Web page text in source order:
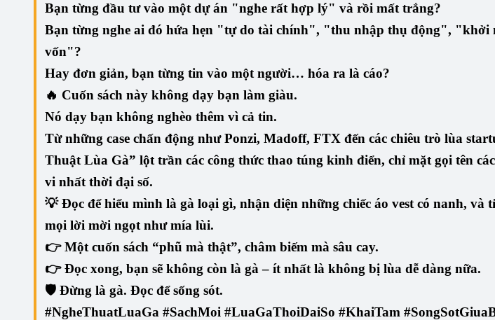
Bạn từng đầu tư vào một dự án "nghe rất hợp lý" và rồi mất trắng?
Bạn từng nghe ai đó hứa hẹn "tự do tài chính", "thu nhập thụ động", "khởi
vốn"?
Hay đơn giản, bạn từng tin vào một người… hóa ra là cáo?
🔥 Cuốn sách này không dạy bạn làm giàu.
Nó dạy bạn không nghèo thêm vì cả tin.
Từ những case chấn động như Ponzi, Madoff, FTX đến các chiêu trò lùa
Thuật Lùa Gà” lột trần các công thức thao túng kinh điển, chỉ mặt gọi tên
vi nhất thời đại số.
💡 Đọc đểhiểu mình là gà loại gì, nhận diện những chiếc áo vest có nanh, và
mọi lời mời ngọt như mía lùi.
👉 Một cuốn sách “phũ mà thật”, châm biếm mà sâu cay.
👉 Đọc xong, bạn sẽ không còn là gà – ít nhất là không bị lùa dễ dàng nữa.
🛡️ Đừng là gà. Đọc để sống sót.
#NgheThuatLuaGa #SachMoi #LuaGaThoiDaiSo #KhaiTam